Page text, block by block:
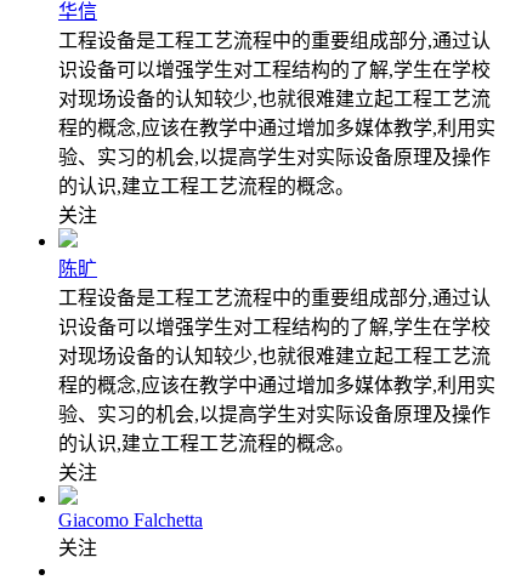
华信
工程设备是工程工艺流程中的重要组成部分,通过认
识设备可以增强学生对工程结构的了解,学生在学校
对现场设备的认知较少,也就很难建立起工程工艺流
程的概念,应该在教学中通过增加多媒体教学,利用实
验、实习的机会,以提高学生对实际设备原理及操作
的认识,建立工程工艺流程的概念。
关注
陈旷
工程设备是工程工艺流程中的重要组成部分,通过认
识设备可以增强学生对工程结构的了解,学生在学校
对现场设备的认知较少,也就很难建立起工程工艺流
程的概念,应该在教学中通过增加多媒体教学,利用实
验、实习的机会,以提高学生对实际设备原理及操作
的认识,建立工程工艺流程的概念。
关注
Giacomo Falchetta
关注